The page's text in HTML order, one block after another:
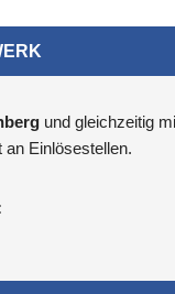
und gleichzeitig
an Einlösestellen.